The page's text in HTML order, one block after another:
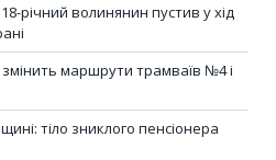
річний волинянин пустив у хід
змінить маршрути трамваїв №4 і
тіло зниклого пенсіонера